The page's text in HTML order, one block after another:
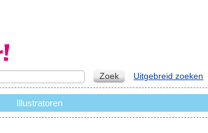
Zoek Uitgebreid zoeken
Illustratoren